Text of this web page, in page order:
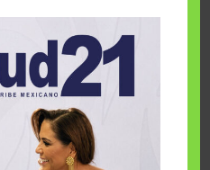
cumplen
y Make-A-Wish